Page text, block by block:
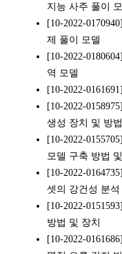
지능 사주 풀이
[10-2022-
제 풀이 모델
[10-2022-
역 모델
[10-2022-
[10-2022-
생성 장치 및 방법
[10-2022-
모델 구축 방법
[10-2022-
셋의 강건성 분
[10-2022-
방법 및 장치
[10-2022-